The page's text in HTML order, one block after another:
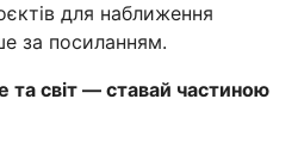
для наближення
за посиланням.
світ — ставай частиною